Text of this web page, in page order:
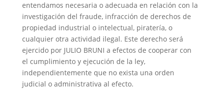
entendamos necesaria o adecuada en relación con la
investigación del fraude, infracción de derechos de
propiedad industrial o intelectual, piratería, o
cualquier otra actividad ilegal. Este derecho será
ejercido por JULIO BRUNI a efectos de cooperar con
el cumplimiento y ejecución de la ley,
independientemente que no exista una orden
judicial o administrativa al efecto.